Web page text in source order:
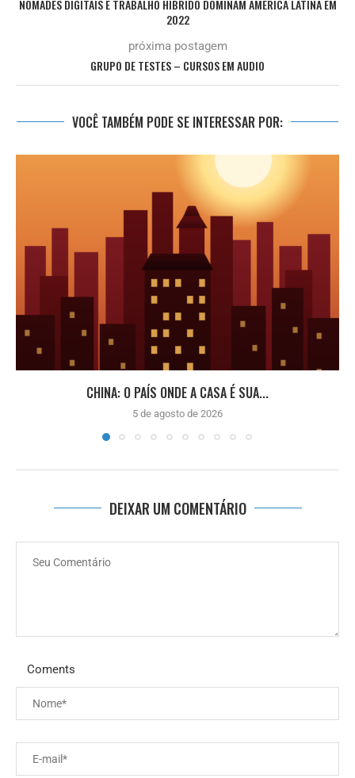
NÔMADES DIGITAIS E TRABALHO HÍBRIDO DOMINAM AMÉRICA LATINA EM
2022
próxima postagem
GRUPO DE TESTES – CURSOS EM AUDIO
VOCÊ TAMBÉM PODE SE INTERESSAR POR:
CHINA: O PAÍS ONDE A CASA É SUA...
5 de agosto de 2026
DEIXAR UM COMENTÁRIO
Coments